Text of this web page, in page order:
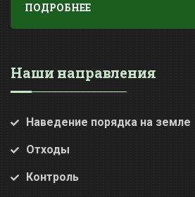
ПОДРОБНЕЕ
Наши направления
Наведение порядка на земле
Отходы
Контроль